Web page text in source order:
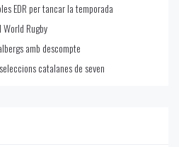
EDR per tancar la temporada
World Rugby
amb descompte
catalanes de seven